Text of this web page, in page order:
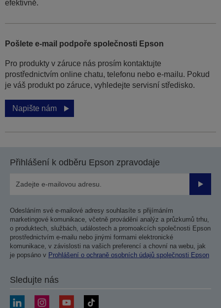
efektivně.
Pošlete e-mail podpoře společnosti Epson
Pro produkty v záruce nás prosím kontaktujte
prostřednictvím online chatu, telefonu nebo e-mailu. Pokud
je váš produkt po záruce, vyhledejte servisní středisko.
Napište nám
Přihlášení k odběru Epson zpravodaje
Odesláním své e-mailové adresy souhlasíte s přijímáním
marketingové komunikace, včetně provádění analýz a průzkumů trhu,
o produktech, službách, událostech a promoakcích společnosti Epson
prostřednictvím e-mailu nebo jinými formami elektronické
komunikace, v závislosti na vašich preferencí a chovní na webu, jak
je popsáno v Prohlášení o ochraně osobních údajů společnosti Epson
Sledujte nás